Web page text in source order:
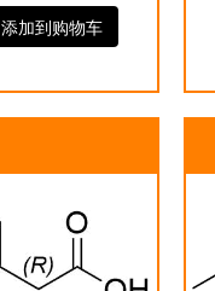
添加到购物车